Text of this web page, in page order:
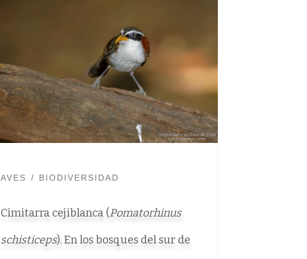
AVES BIODIVERSIDAD
Cimitarra cejiblanca (Pomatorhinus
schisticeps). En los bosques del sur de